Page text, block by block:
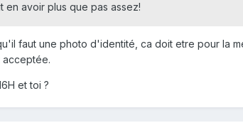
en avoir plus que pas assez!
faut une photo d'identité, ca doit etre pour la
acceptée.
et toi ?